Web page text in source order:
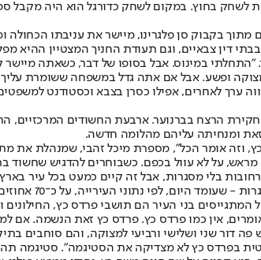
לשחק בחוץ. במקום לשחק כדורגל הוא היה מקבל
מים צוננים מתוך בקבוק סן פלגרינו, מיישר את
במינוס. אבל בסופו של דבר, כשאתה
ופשע. אבל אם אתה גדל במשפחה ששומרת
ערך לאחרים, אפילו כסרן בצבא וכסטודנט
הרצח בברנוער. ארבעת החשודים
ומנחיתה עליהם מהלומה חדשה.
מראש, על לא עוול בכפם. כשבוחרים להדגיש
בלי מסגרות, אבל זה קיים כמעט בכל עיר בארץ.
בשכונה
אין כמו פרדס כץ. פרדס כץ זאת הנשמה. אם
פה דור שני ושלישי ורביעי למצוקה, והם
בפרדס כץ לא מצדיקה את הסטיגמה".